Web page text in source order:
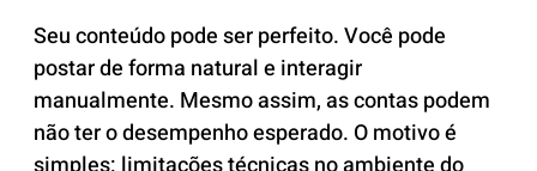
Seu conteúdo pode ser perfeito. Você pode
postar de forma natural e interagir
manualmente. Mesmo assim, as contas podem
não ter o desempenho esperado. O motivo é